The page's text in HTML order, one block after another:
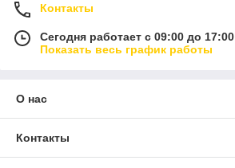
Контакты
Сегодня работает с 09:00 до 17:00
Показать весь график работы
О нас
Контакты